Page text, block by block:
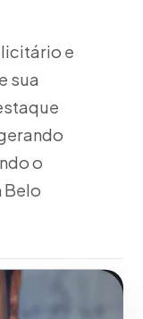
e
sua
o
Belo
pesquisa sobre